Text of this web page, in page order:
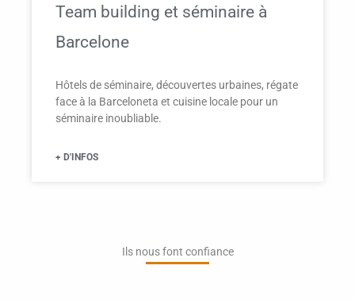
Team building et séminaire à
Barcelone
Hôtels de séminaire, découvertes urbaines, régate
face à la Barceloneta et cuisine locale pour un
séminaire inoubliable.
+ D'INFOS
Ils nous font confiance​